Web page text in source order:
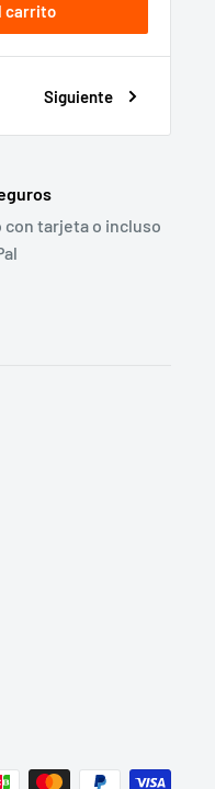
carrito
Siguiente
con tarjeta o incluso